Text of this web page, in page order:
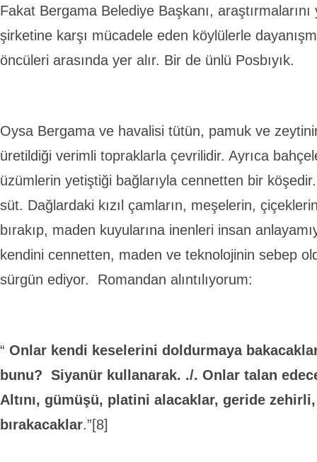
Fakat Bergama Belediye Başkanı,
şirketine karşı mücadele eden köylülerle
öncüleri arasında yer alır. Bir de ünlü Posbıyık.
Oysa Bergama ve havalisi tütün, pamuk ve
üretildiği verimli topraklarla çevrilidir. Ayrıca
üzümlerin yetiştiği bağlarıyla cennetten bir
süt. Dağlardaki kızıl çamların, meşelerin,
bırakıp, maden kuyularına inenleri insan
kendini cennetten, maden ve teknolojinin sebep
sürgün ediyor. Romandan alıntılıyorum:
“ Onlar kendi keselerini doldurmaya
bunu? Siyanür kullanarak. ./. Onlar talan
Altını, gümüşü, platini alacaklar, geride
bırakacaklar.”[8]